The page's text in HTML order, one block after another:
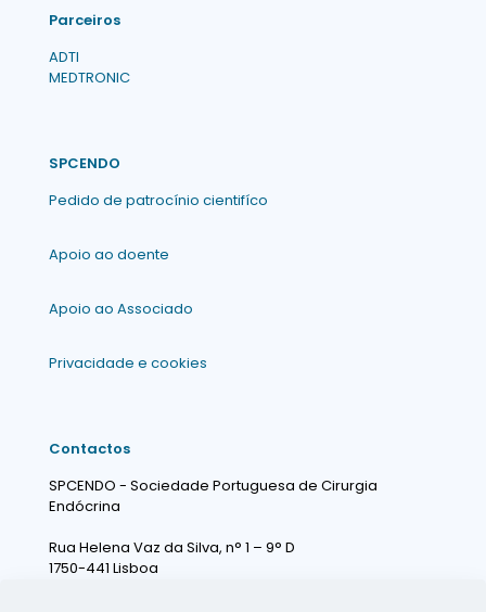
Parceiros
ADTI
MEDTRONIC
SPCENDO
Pedido de patrocínio cientifíco
Apoio ao doente
Apoio ao Associado
Privacidade e cookies
Contactos
SPCENDO - Sociedade Portuguesa de Cirurgia
Endócrina
Rua Helena Vaz da Silva, n° 1 – 9° D
1750-441 Lisboa